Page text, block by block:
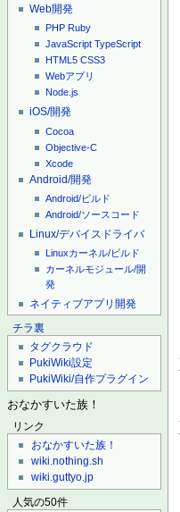
Web開発
PHP Ruby
JavaScript TypeScript
HTML5 CSS3
Webアプリ
Node.js
iOS/開発
Cocoa
Objective-C
Xcode
Android/開発
Android/ビルド
Android/ソースコード
Linux/デバイスドライバ
Linuxカーネル/ビルド
カーネルモジュール/開
発
ネイティブアプリ開発
チラ裏
タグクラウド
PukiWiki設定
PukiWiki/自作プラグイン
おなかすいた族！
リンク
おなかすいた族！
wiki.nothing.sh
wiki.guttyo.jp
人気の50件